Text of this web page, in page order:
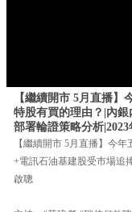
【繼續開市 5月直播
特股有買的理由？|內
部署輪證策略分析
【繼續開市 5月直播】今
+電訊石油基建股受市場追
啟聰